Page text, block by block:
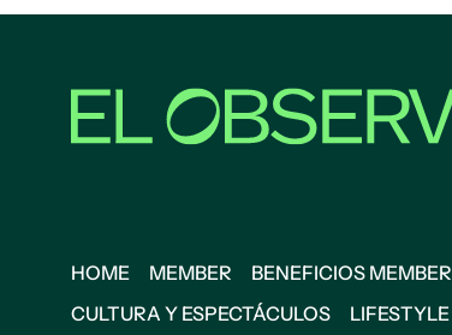
HOME MEMBER BENEFICIOS MEMBER
CULTURA Y ESPECTÁCULOS
LIFESTYLE